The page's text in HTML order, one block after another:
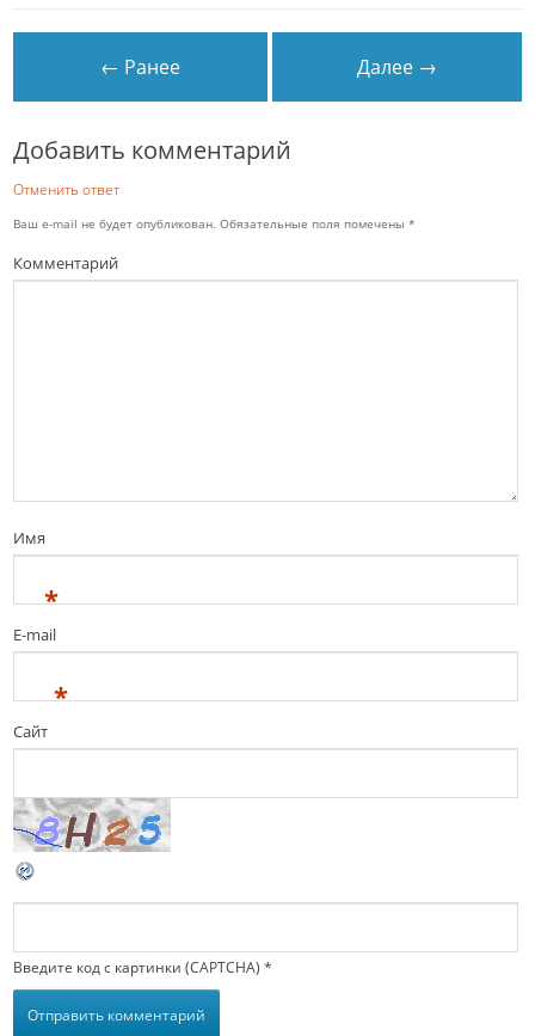
← Ранее Далее →
Добавить комментарий
Отменить ответ
Ваш e-mail не будет опубликован. Обязательные поля помечены*
Комментарий
Имя
*
E-mail
*
Сайт
Введите код с картинки (CAPTCHA) *